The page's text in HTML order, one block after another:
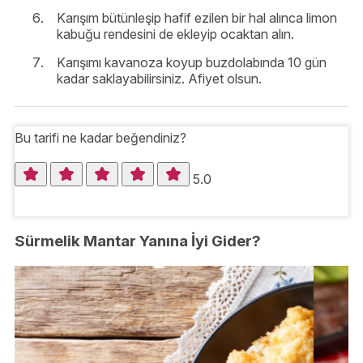
Karışım bütünleşip hafif ezilen bir hal alınca limon
kabuğu rendesini de ekleyip ocaktan alın.
Karışımı kavanoza koyup buzdolabında 10 gün
kadar saklayabilirsiniz. Afiyet olsun.
Bu tarifi ne kadar beğendiniz?
5.0
Sürmelik Mantar Yanına İyi Gider?